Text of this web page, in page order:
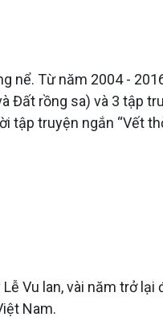
nể. Từ năm 2004 -
Đất rồng sa) và 3 tập
tập truyện ngắn “Vết
Vu lan, vài năm trở lại
Nam.